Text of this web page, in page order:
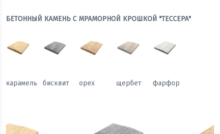
БЕТОННЫЙ КАМЕНЬ С МРАМОРНОЙ КРОШКОЙ "ТЕССЕРА"
карамель бисквит орех щербет фарфор